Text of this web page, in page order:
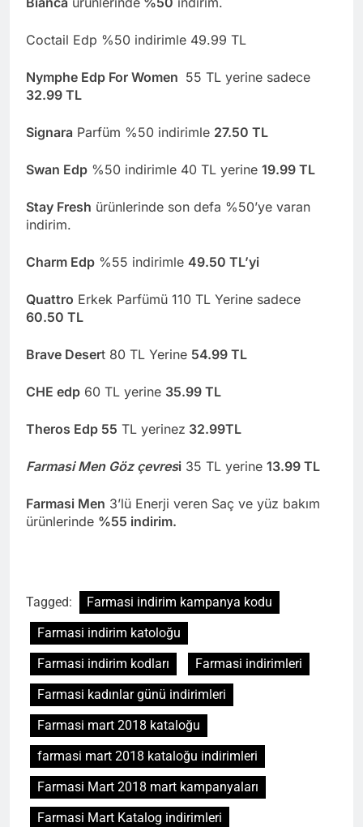
Coctail Edp %50 indirimle 49.99 TL
Nymphe Edp For Women 55 TL yerine sadece
32.99 TL
Signara Parfüm %50 indirimle 27.50 TL
Swan Edp %50 indirimle 40 TL yerine 19.99 TL
Stay Fresh ürünlerinde son defa %50’ye varan
indirim.
Charm Edp %55 indirimle 49.50 TL’yi
Quattro Erkek Parfümü 110 TL Yerine sadece
60.50 TL
Brave Desert 80 TL Yerine 54.99 TL
CHE edp 60 TL yerine 35.99 TL
Theros Edp 55 TL yerinez 32.99TL
Farmasi Men Göz çevresi 35 TL yerine 13.99 TL
Farmasi Men 3’lü Enerji veren Saç ve yüz bakım
ürünlerinde %55 indirim.
Tagged:
Farmasi indirim kampanya kodu
Farmasi indirim katoloğu
Farmasi indirim kodları
Farmasi indirimleri
Farmasi kadınlar günü indirimleri
Farmasi mart 2018 kataloğu
farmasi mart 2018 kataloğu indirimleri
Farmasi Mart 2018 mart kampanyaları
Farmasi Mart Katalog indirimleri